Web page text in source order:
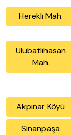
Herekli Mah.
Ulubatlıhasan
Mah.
Akpınar Köyü
Sinanpaşa